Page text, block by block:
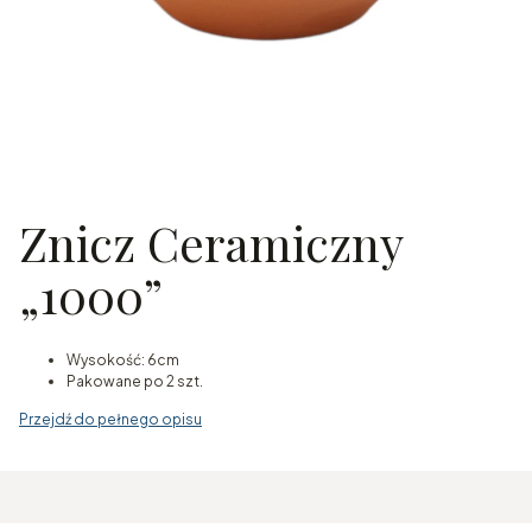
Znicz Ceramiczny
„1000”
Wysokość: 6cm
Pakowane po 2 szt.
Przejdź do pełnego opisu